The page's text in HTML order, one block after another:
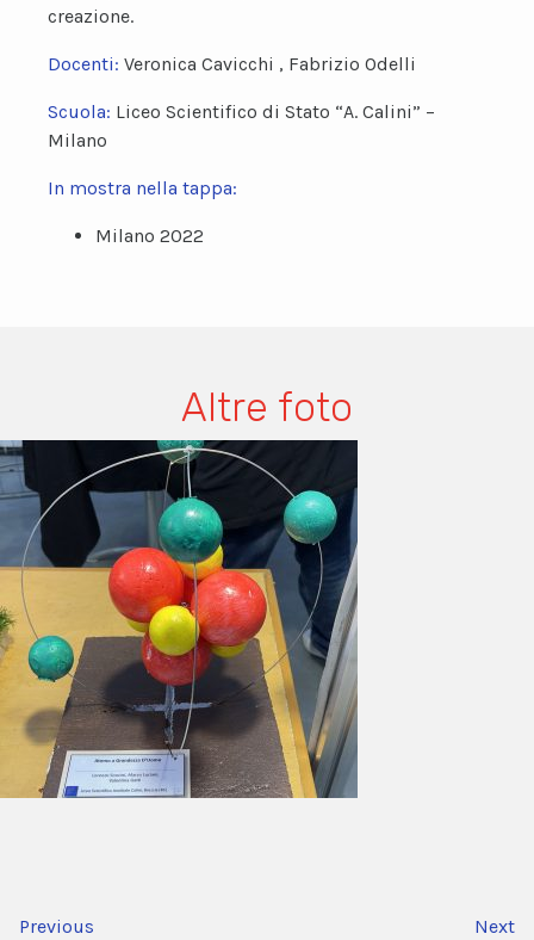
creazione.
Docenti: Veronica Cavicchi , Fabrizio Odelli
Scuola: Liceo Scientifico di Stato “A. Calini” –
Milano
In mostra nella tappa:
Milano 2022
Altre foto
Previous Next